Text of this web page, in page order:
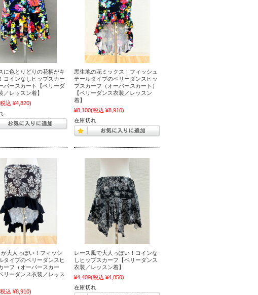
に色とりどりの花柄がキ
コインなしヒップスカー
バースカート【ベリーダ
／レッスン着】
込 ¥4,820)
黒生地の花ミックス！フィッシュ
テールタイプのベリーダンスヒッ
プスカーフ（オーバースカート）
【ベリーダンス衣装／レッスン
着】
¥8,100(税込 ¥8,910)
在庫切れ
大人っぽい！フィッシ
タイプのベリーダンスヒ
ーフ（オーバースカー
リーダンス衣装／レッス
込 ¥8,910)
レース風で大人っぽい！コインな
しヒップスカーフ【ベリーダンス
衣装／レッスン着】
¥4,409(税込 ¥4,850)
在庫切れ